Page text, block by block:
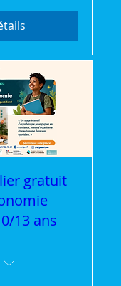
gratuit
13 ans